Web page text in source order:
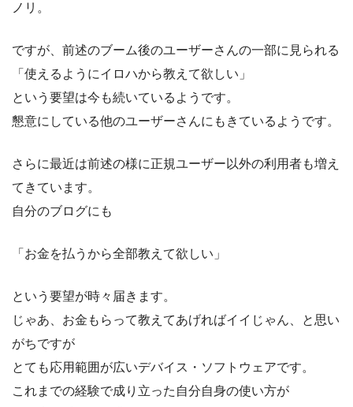
ノリ。
ですが、前述のブーム後のユーザーさんの一部に見られる
「使えるようにイロハから教えて欲しい」
という要望は今も続いているようです。
懇意にしている他のユーザーさんにもきているようです。
さらに最近は前述の様に正規ユーザー以外の利用者も増え
てきています。
自分のブログにも
「お金を払うから全部教えて欲しい」
という要望が時々届きます。
じゃあ、お金もらって教えてあげればイイじゃん、と思い
がちですが
とても応用範囲が広いデバイス・ソフトウェアです。
これまでの経験で成り立った自分自身の使い方が